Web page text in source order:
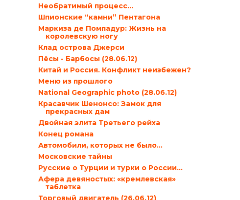
Необратимый процесс…
Шпионские “камни” Пентагона
Маркиза де Помпадур: Жизнь на
королевскую ногу
Клад острова Джерси
Пёсы - Барбосы (28.06.12)
Китай и Россия. Конфликт неизбежен?
Меню из прошлого
National Geographic photo (28.06.12)
Красавчик Шенонсо: Замок для
прекрасных дам
Двойная элита Третьего рейха
Конец романа
Автомобили, которых не было…
Московские тайны
Русские о Турции и турки о России…
Афера девяностых: «кремлевская»
таблетка
Торговый двигатель (26.06.12)